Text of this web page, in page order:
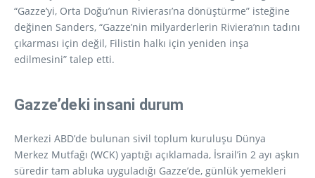
“Gazze’yi, Orta Doğu’nun Rivierası’na dönüştürme” isteğine
değinen Sanders, “Gazze’nin milyarderlerin Riviera’nın tadını
çıkarması için değil, Filistin halkı için yeniden inşa
edilmesini” talep etti.
Gazze’deki insani durum
Merkezi ABD’de bulunan sivil toplum kuruluşu Dünya
Merkez Mutfağı (WCK) yaptığı açıklamada, İsrail’in 2 ayı aşkın
süredir tam abluka uyguladığı Gazze’de, günlük yemekleri